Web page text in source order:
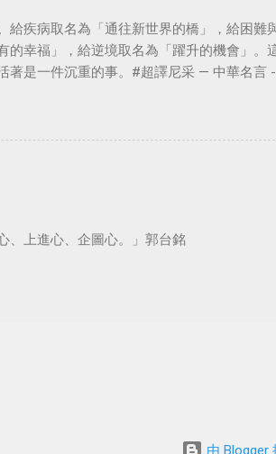
給疾病取名為「通往新世界的橋」，給困
的幸福」，給逆境取名為「躍升的機會」
著是一件沉重的事。#超譯尼采 — 中華名言
、上進心、企圖心。」郭台銘
由 Blogger